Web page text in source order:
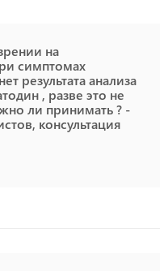
на
симптомах
результата анализа
, разве это не
ли принимать ? -
консультация